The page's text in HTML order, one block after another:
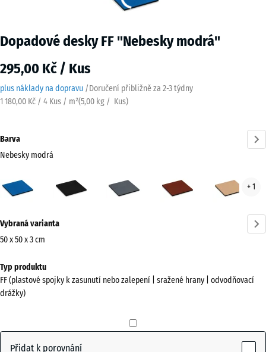
Dopadové desky FF "Nebesky modrá"
295,00 Kč / Kus
plus náklady na dopravu /Doručení přibližně za 2-3 týdny
1 180,00 Kč / 4 Kus / m²(5,00 kg / Kus)
Barva
Nebesky modrá
modrá
červená
+ 1
informací
o
Zobrazit
paletu
Nebesky
modrá (active)
Vybraná varianta
50 x 50 x 3 cm
pro
dopravu
500
Typ produktu
FF (plastové spojky k zasunutí nebo zalepení | sražené hrany | odvodňovací
drážky)
Přidat k porovnání